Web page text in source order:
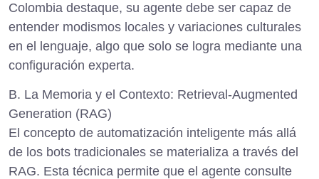
Colombia destaque, su agente debe ser capaz de
entender modismos locales y variaciones culturales
en el lenguaje, algo que solo se logra mediante una
configuración experta.
B. La Memoria y el Contexto: Retrieval-Augmented
Generation (RAG)
El concepto de automatización inteligente más allá
de los bots tradicionales se materializa a través del
RAG. Esta técnica permite que el agente consulte